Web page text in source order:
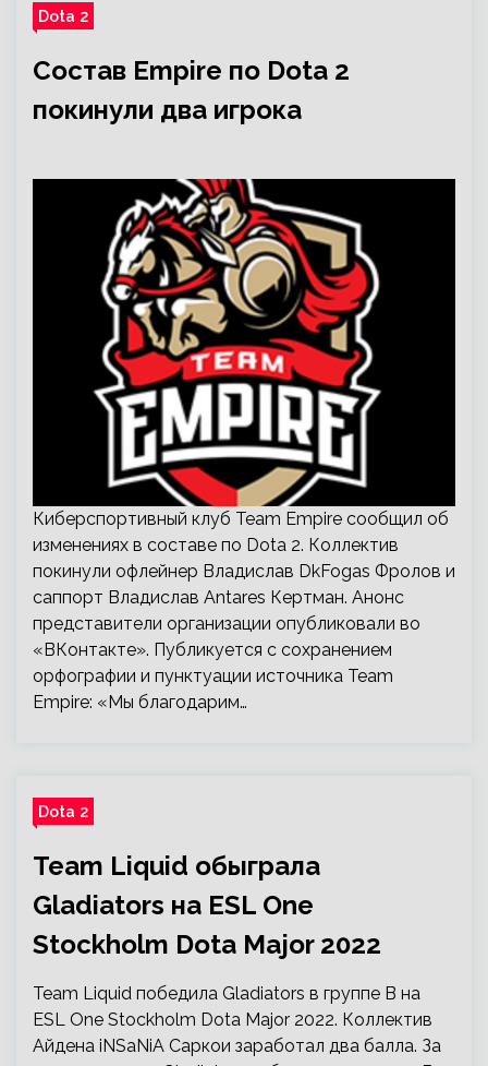
Dota 2
Состав Empire по Dota 2
покинули два игрока
Киберспортивный клуб Team Empire сообщил об
изменениях в составе по Dota 2. Коллектив
покинули офлейнер Владислав DkFogas Фролов и
саппорт Владислав Antares Кертман. Анонс
представители организации опубликовали во
«ВКонтакте». Публикуется с сохранением
орфографии и пунктуации источника Team
Empire: «Мы благодарим…
Dota 2
Team Liquid обыграла
Gladiators на ESL One
Stockholm Dota Major 2022
Team Liquid победила Gladiators в группе В на
ESL One Stockholm Dota Major 2022. Коллектив
Айдена iNSaNiA Саркои заработал два балла. За